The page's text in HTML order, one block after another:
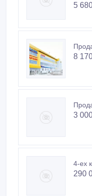
5
8
3
4-ех
290